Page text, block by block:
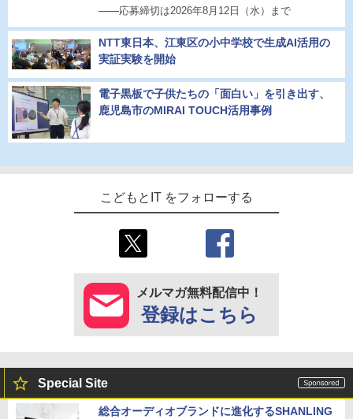
――応募締切は2026年8月12日（水）まで
NTT東日本、江東区の小中学校で生成AI活用の
実証実験を開始
電子黒板で子供たちの「面白い」を引き出す、
鹿児島市のMIRAI TOUCH活用事例
こどもとIT をフォローする
メルマガ無料配信中！
登録はこちら
Special Site
総合オーディオブランドに進化するSHANLING